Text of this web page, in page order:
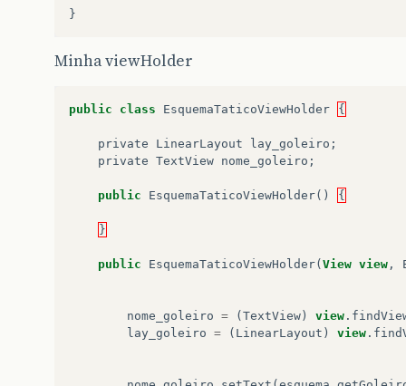
this.atleta_id
}
Minha viewHolder
public class EsquemaTaticoViewHolder {
private LinearLayout lay_goleiro ;
private TextView nome_goleiro ;
public EsquemaTaticoViewHolder() {
}
public EsquemaTaticoViewHolder( View view ,
nome_goleiro = ( TextView ) view .
lay_goleiro = ( LinearLayout ) view .